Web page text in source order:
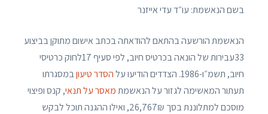
בשם הנאשמת: עו״ד עדי אייזנר
הנאשמת הורשעה בהתאם להודאתה בכתב אישום מתוקן בביצוע
33עבירות של הונאה בכרטיס חיוב, לפי סעיף 17לחוק כרטיסי
חיוב, תשמ״ו-1986. הצדדים הודיעו על
הסדר טיעוןבמסגרתו
תעתור המאשימה לגזור על הנאשמתמאסר על תנאי, קנס ופיצוי
מוסכם למתלוננת בסך 26,767₪, ואילו ההגנה תוכל לבקש